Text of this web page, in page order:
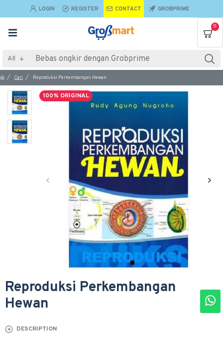
LOGIN REGISTER CONTACT GROBPRIME
0
All
Cari Reproduksi Perkembangan Hewan
100% ORIGINAL
Reproduksi Perkembangan
Hewan
DESCRIPTION